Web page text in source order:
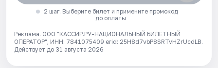
2 шаг. Выберите билет и примените промокод
до оплаты
Реклама. ООО "КАССИР.РУ-НАЦИОНАЛЬНЫЙ БИЛЕТНЫЙ
ОПЕРАТОР", ИНН: 7841075409 erid: 25H8d7vbP8SRTvHZrUcdLB.
Действует до 31 августа 2026